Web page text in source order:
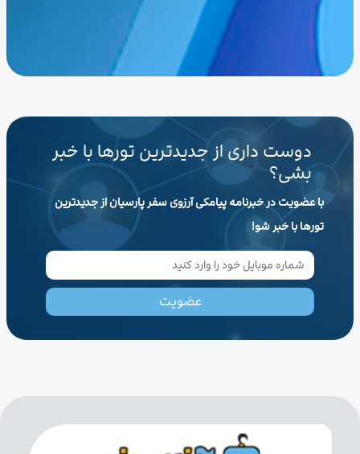
دوست داری از جدیدترین تورها با خبر
بشی؟
با عضویت در خبرنامه پیامکی آرزوی سفر پارسیان از جدیدترین
تورها با خبر شو!
عضویت